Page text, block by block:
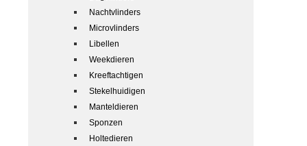
Nachtvlinders
Microvlinders
Libellen
Weekdieren
Kreeftachtigen
Stekelhuidigen
Manteldieren
Sponzen
Holtedieren